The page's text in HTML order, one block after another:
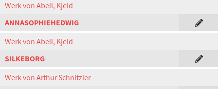
Werk von Abell, Kjeld
ANNASOPHIEHEDWIG
Werk von Abell, Kjeld
SILKEBORG
Werk von Arthur Schnitzler